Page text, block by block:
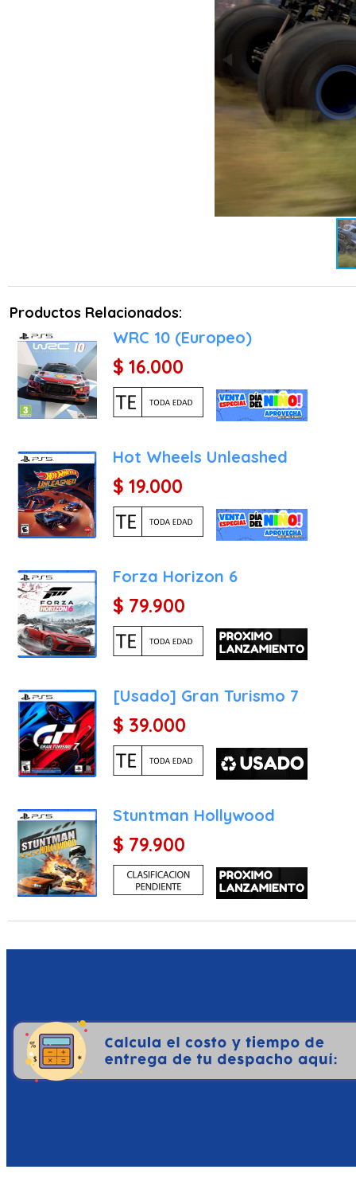
desbloquea nuevos
CORRE EN LO SALVAJE
Correr y saltar en
¿no? Por eso,
del polvo del Death
pues la madre
te mostrarán su lado
MONTONES DE MODOS DE
En Monster Jam™
todoterreno en varios
inspirados en los
que exceden los límites
Es hora de dominarlos
Productos Relacionados:
WRC 10 (Europeo)
$ 16.000
Hot Wheels Unleashed
$ 19.000
Forza Horizon 6
$ 79.900
[Usado] Gran Turismo 7
$ 39.000
Stuntman Hollywood
$ 79.900